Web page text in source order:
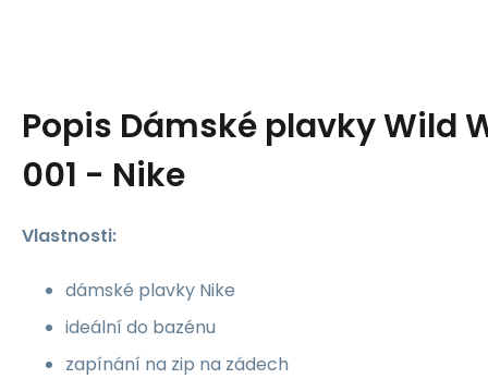
Popis Dámské plavky Wild
001 - Nike
Vlastnosti:
dámské plavky Nike
ideální do bazénu
zapínání na zip na zádech